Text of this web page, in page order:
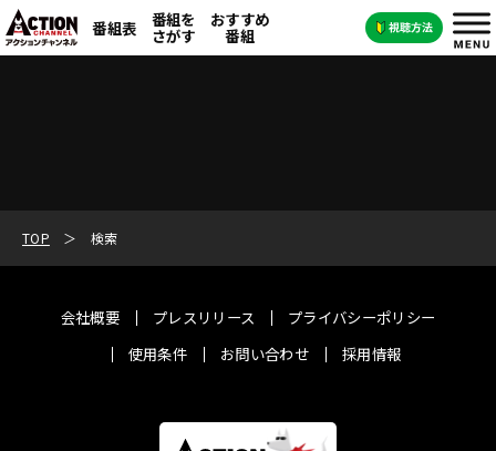
番組表 番組を
さがす
おすすめ
番組
TOP 検索
会社概要 プレスリリース
プライバシーポリシー
使用条件
お問い合わせ 採用情報